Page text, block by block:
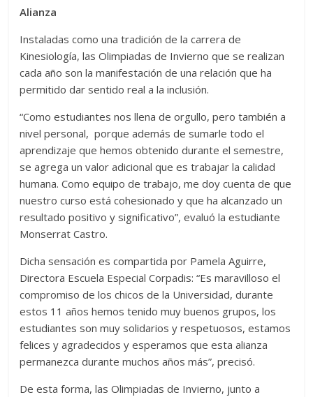
Alianza
Instaladas como una tradición de la carrera de
Kinesiología, las Olimpiadas de Invierno que se realizan
cada año son la manifestación de una relación que ha
permitido dar sentido real a la inclusión.
“Como estudiantes nos llena de orgullo, pero también a
nivel personal, porque además de sumarle todo el
aprendizaje que hemos obtenido durante el semestre,
se agrega un valor adicional que es trabajar la calidad
humana. Como equipo de trabajo, me doy cuenta de que
nuestro curso está cohesionado y que ha alcanzado un
resultado positivo y significativo”, evaluó la estudiante
Monserrat Castro.
Dicha sensación es compartida por Pamela Aguirre,
Directora Escuela Especial Corpadis: “Es maravilloso el
compromiso de los chicos de la Universidad, durante
estos 11 años hemos tenido muy buenos grupos, los
estudiantes son muy solidarios y respetuosos, estamos
felices y agradecidos y esperamos que esta alianza
permanezca durante muchos años más”, precisó.
De esta forma, las Olimpiadas de Invierno, junto a